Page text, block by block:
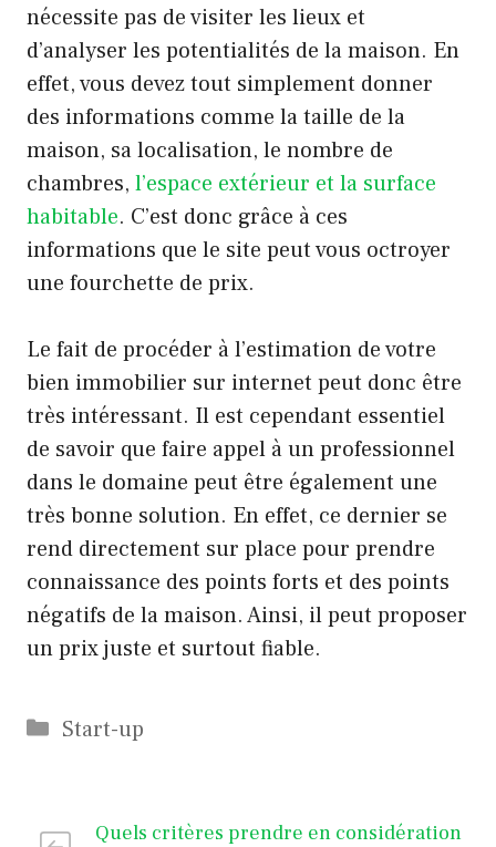
nécessite pas de visiter les lieux et
d’analyser les potentialités de la maison. En
effet, vous devez tout simplement donner
des informations comme la taille de la
maison, sa localisation, le nombre de
chambres, l’espace extérieur et la surface
habitable. C’est donc grâce à ces
informations que le site peut vous octroyer
une fourchette de prix.
Le fait de procéder à l’estimation de votre
bien immobilier sur internet peut donc être
très intéressant. Il est cependant essentiel
de savoir que faire appel à un professionnel
dans le domaine peut être également une
très bonne solution. En effet, ce dernier se
rend directement sur place pour prendre
connaissance des points forts et des points
négatifs de la maison. Ainsi, il peut proposer
un prix juste et surtout fiable.
Catégories
Start-up
Quels critères prendre en considération